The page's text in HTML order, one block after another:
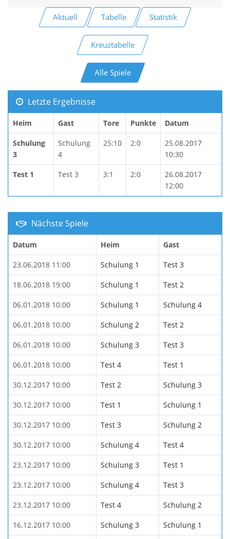
Aktuell Tabelle Statistik
Kreuztabelle
Alle Spiele
Letzte Ergebnisse
Heim Gast Tore Punkte Datum
Schulung
3
Schulung
4
25:10 2:0
25.08.2017
10:30
Test 1 Test 3 3:1 2:0
26.08.2017
12:00
Nächste Spiele
Datum Heim Gast
23.06.2018 11:00 Schulung 1 Test 3
18.06.2018 19:00 Schulung 1 Test 2
06.01.2018 10:00 Schulung 1 Schulung 4
06.01.2018 10:00 Schulung 2 Test 2
06.01.2018 10:00 Schulung 3 Test 3
06.01.2018 10:00 Test 4 Test 1
30.12.2017 10:00 Test 2 Schulung 3
30.12.2017 10:00 Test 1 Schulung 1
30.12.2017 10:00 Test 3 Schulung 2
30.12.2017 10:00 Schulung 4 Test 4
23.12.2017 10:00 Schulung 3 Test 1
23.12.2017 10:00 Schulung 4 Test 3
23.12.2017 10:00 Test 4 Schulung 2
16.12.2017 10:00 Schulung 3 Schulung 1